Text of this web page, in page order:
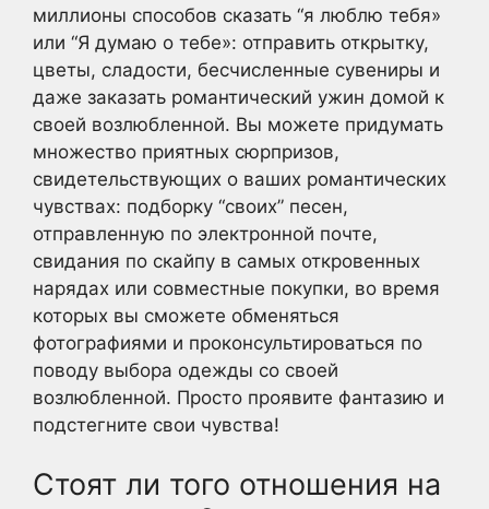
миллионы способов сказать “я люблю тебя»
или “Я думаю о тебе»: отправить открытку,
цветы, сладости, бесчисленные сувениры и
даже заказать романтический ужин домой к
своей возлюбленной. Вы можете придумать
множество приятных сюрпризов,
свидетельствующих о ваших романтических
чувствах: подборку “своих” песен,
отправленную по электронной почте,
свидания по скайпу в самых откровенных
нарядах или совместные покупки, во время
которых вы сможете обменяться
фотографиями и проконсультироваться по
поводу выбора одежды со своей
возлюбленной. Просто проявите фантазию и
подстегните свои чувства!
Стоят ли того отношения на